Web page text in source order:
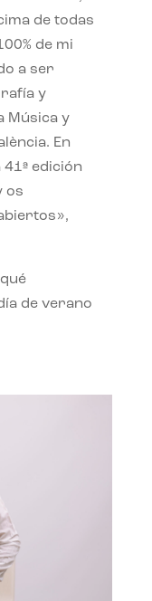
de todas
de mi
a ser
y
Música y
En
edición
os
de verano